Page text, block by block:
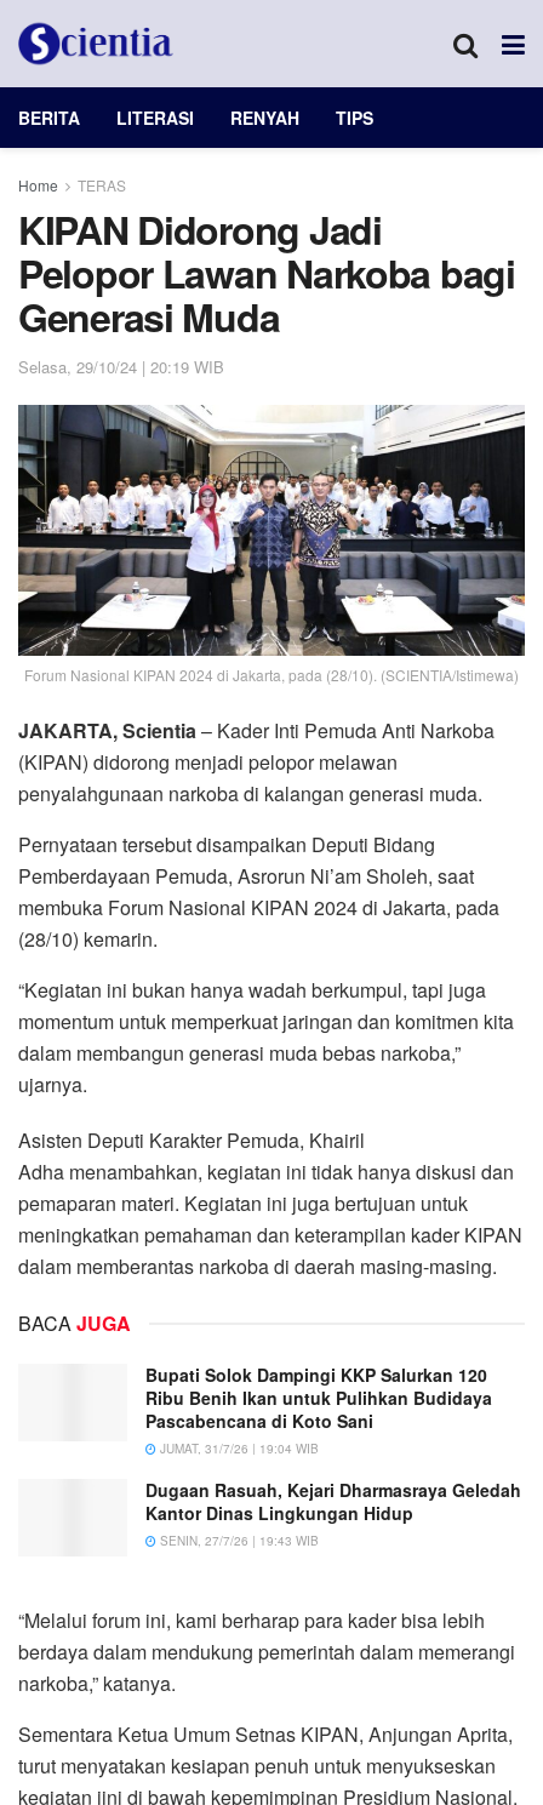
BERITA LITERASI RENYAH TIPS
Home TERAS
KIPAN Didorong Jadi
Pelopor Lawan Narkoba bagi
Generasi Muda
Selasa, 29/10/24 | 20:19 WIB
Forum Nasional KIPAN 2024 di Jakarta, pada (28/10). (SCIENTIA/Istimewa)
JAKARTA, Scientia – Kader Inti Pemuda Anti Narkoba
(KIPAN) didorong menjadi pelopor melawan
penyalahgunaan narkoba di kalangan generasi muda.
Pernyataan tersebut disampaikan Deputi Bidang
Pemberdayaan Pemuda, Asrorun Ni’am Sholeh, saat
membuka Forum Nasional KIPAN 2024 di Jakarta, pada
(28/10) kemarin.
“Kegiatan ini bukan hanya wadah berkumpul, tapi juga
momentum untuk memperkuat jaringan dan komitmen kita
dalam membangun generasi muda bebas narkoba,”
ujarnya.
Asisten Deputi Karakter Pemuda, Khairil
Adha menambahkan, kegiatan ini tidak hanya diskusi dan
pemaparan materi. Kegiatan ini juga bertujuan untuk
meningkatkan pemahaman dan keterampilan kader KIPAN
dalam memberantas narkoba di daerah masing-masing.
BACA JUGA
Bupati Solok Dampingi KKP Salurkan 120
Ribu Benih Ikan untuk Pulihkan Budidaya
Pascabencana di Koto Sani
JUMAT, 31/7/26 | 19:04 WIB
Dugaan Rasuah, Kejari Dharmasraya Geledah
Kantor Dinas Lingkungan Hidup
SENIN, 27/7/26 | 19:43 WIB
“Melalui forum ini, kami berharap para kader bisa lebih
berdaya dalam mendukung pemerintah dalam memerangi
narkoba,” katanya.
Sementara Ketua Umum Setnas KIPAN, Anjungan Aprita,
turut menyatakan kesiapan penuh untuk menyukseskan
kegiatan iini di bawah kepemimpinan Presidium Nasional.